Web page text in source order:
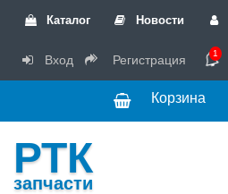
Каталог Новости
Вход Регистрация 1
Корзина
РТК
запчасти